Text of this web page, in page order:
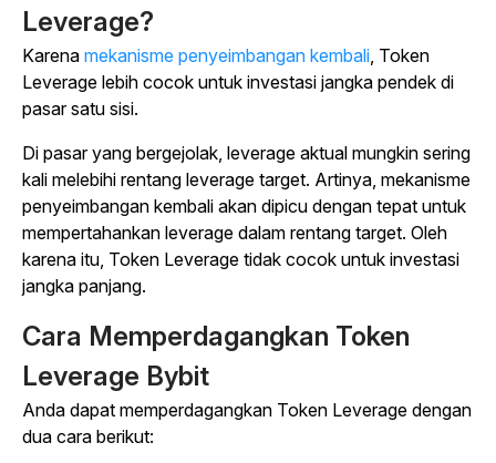
Leverage?
Karena mekanisme penyeimbangan kembali, Token
Leverage lebih cocok untuk investasi jangka pendek di
pasar satu sisi.
Di pasar yang bergejolak, leverage aktual mungkin sering
kali melebihi rentang leverage target. Artinya, mekanisme
penyeimbangan kembali akan dipicu dengan tepat untuk
mempertahankan leverage dalam rentang target. Oleh
karena itu, Token Leverage tidak cocok untuk investasi
jangka panjang.
Cara Memperdagangkan Token
Leverage Bybit
Anda dapat memperdagangkan Token Leverage dengan
dua cara berikut: